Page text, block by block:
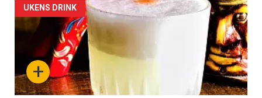
Forsiden
akkurat
nå
-
+
UKENS DRINK